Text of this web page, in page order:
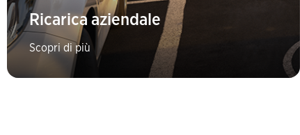
Ricarica aziendale
Scopri di più